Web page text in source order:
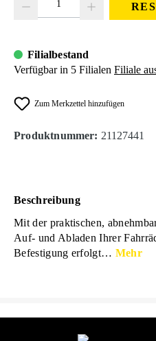
Filialbestand
Verfügbar in 5 Filialen Filiale
Zum Merkzettel hinzufügen
Produktnummer: 21127441
Beschreibung
Mit der praktischen,
Auf- und Abladen Ihrer
Befestigung erfolgt… Mehr